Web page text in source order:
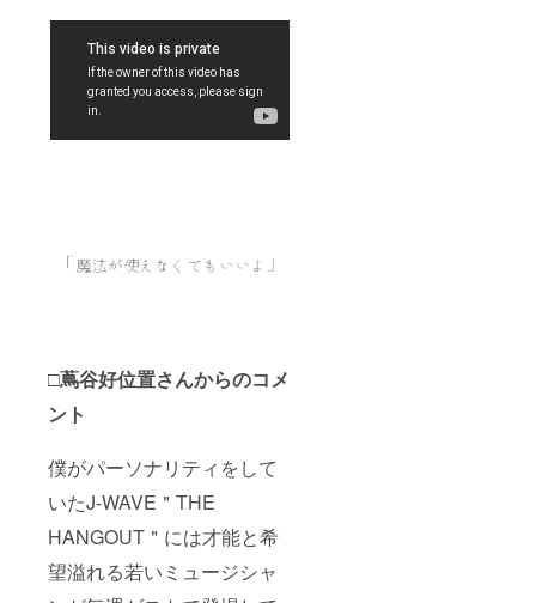
□蔦谷好位置さんからのコメ
ント
僕がパーソナリティをして
いたJ-WAVE＂THE
HANGOUT＂には才能と希
望溢れる若いミュージシャ